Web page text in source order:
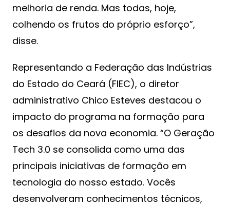
melhoria de renda. Mas todas, hoje,
colhendo os frutos do próprio esforço”,
disse.
Representando a Federação das Indústrias
do Estado do Ceará (FIEC), o diretor
administrativo Chico Esteves destacou o
impacto do programa na formação para
os desafios da nova economia. “O Geração
Tech 3.0 se consolida como uma das
principais iniciativas de formação em
tecnologia do nosso estado. Vocês
desenvolveram conhecimentos técnicos,